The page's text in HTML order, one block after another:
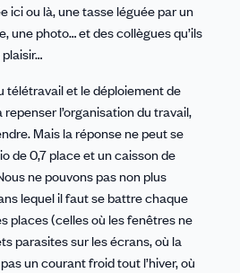
ici ou là, une tasse léguée par un
une photo… et des collègues qu’ils
télétravail et le déploiement de
l’organisation du travail,
Mais la réponse ne peut se
de 0,7 place et un caisson de
ne pouvons pas non plus
lequel il faut se battre chaque
places (celles où les fenêtres ne
parasites sur les écrans, où la
un courant froid tout l’hiver, où